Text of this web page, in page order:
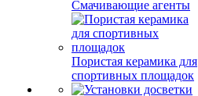
Смачивающие агенты
Пористая керамика для
спортивных площадок